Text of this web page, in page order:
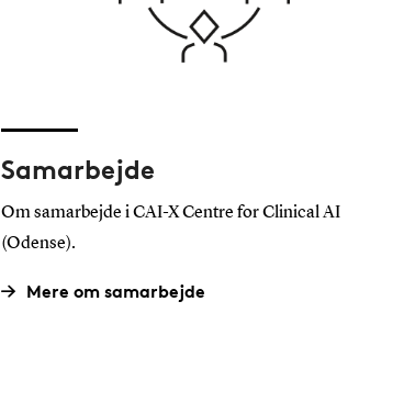
Samarbejde
Om samarbejde i CAI-X Centre for Clinical AI
(Odense).
Mere om samarbejde